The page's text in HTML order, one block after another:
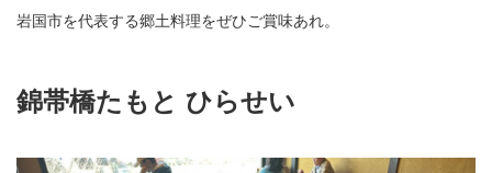
岩国市を代表する郷土料理をぜひご賞味あれ。
錦帯橋たもと ひらせい